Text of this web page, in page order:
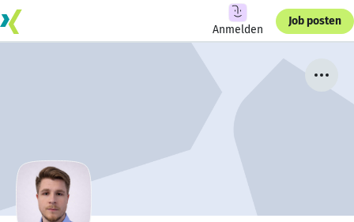
Anmelden
Job posten